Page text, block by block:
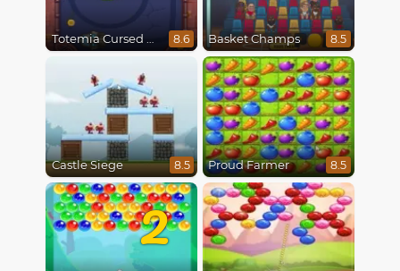
Totemia Cursed Marbles 8.6 Basket Champs 8.5
Castle Siege 8.5 Proud Farmer 8.5
2